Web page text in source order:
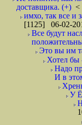
доставщика. (+) <
имхо, так все и
[1125] 06-02-
Все будут
Это вы им
Хотел бы
Надо
И в
У